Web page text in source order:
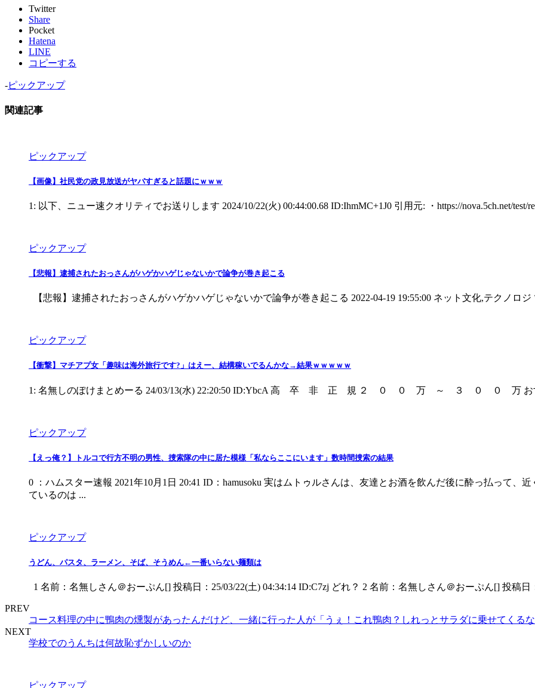
Twitter
Share
Pocket
Hatena
LINE
コピーする
-ピックアップ
関連記事
ピックアップ
【画像】社民党の政見放送がヤバすぎると話題にｗｗｗ
1: 以下、ニュー速クオリティでお送りします 2024/10/22(火) 00:44:00.68 ID:IhmMC+1J0 引用元: ・https://nova.5ch.net/test/
ピックアップ
【悲報】逮捕されたおっさんがハゲかハゲじゃないかで論争が巻き起こる
【悲報】逮捕されたおっさんがハゲかハゲじゃないかで論争が巻き起こる 2022-04-19 19:55:00 ネット文化,テクノロ
ピックアップ
【衝撃】マチアプ女「趣味は海外旅行です?」はえー、結構稼いでるんかな→結果ｗｗｗｗｗ
1: 名無しのぽけまとめーる 24/03/13(水) 22:20:50 ID:YbcA 高 卒 非 正 規 ２ ０ ０ 万 ～ ３ ０ ０ 万 おす
ピックアップ
【えっ俺？】トルコで行方不明の男性、捜索隊の中に居た模様「私ならここにいます」数時間捜索の結果
0 ：ハムスター速報 2021年10月1日 20:41 ID：hamusoku 実はムトゥルさんは、友達とお酒を飲んだ後に酔っ払って、
ているのは ...
ピックアップ
うどん、パスタ、ラーメン、そば、そうめん←一番いらない麺類は
1 名前：名無しさん＠おーぷん[] 投稿日：25/03/22(土) 04:34:14 ID:C7zj どれ？ 2 名前：名無しさん＠おーぷん[] 投稿日
PREV
コース料理の中に鴨肉の燻製があったんだけど、一緒に行った人が「うぇ！これ鴨肉？しれっとサラダに乗せてく
NEXT
学校でのうんちは何故恥ずかしいのか
ピックアップ